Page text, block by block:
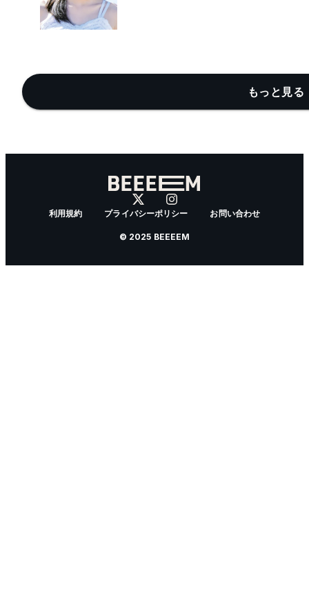
もっと見る
利用規約 プライバシーポリシー お問い合わせ
© 2025 BEEEEM